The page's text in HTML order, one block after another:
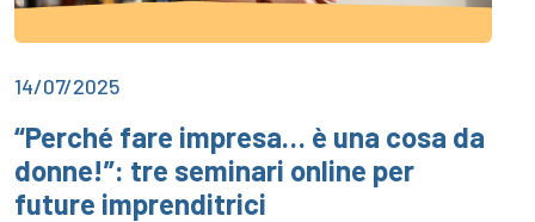
14/07/2025
“Perché fare impresa… è una cosa da
donne!”: tre seminari online per
future imprenditrici